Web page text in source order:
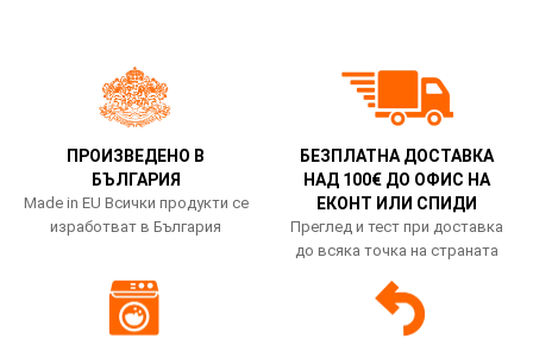
ПРОИЗВЕДЕНО В
БЪЛГАРИЯ
Made in EU Всички продукти се
изработват в България
БЕЗПЛАТНА ДОСТАВКА
НАД 100€ ДО ОФИС НА
ЕКОНТ ИЛИ СПИДИ
Преглед и тест при доставка
до всяка точка на страната